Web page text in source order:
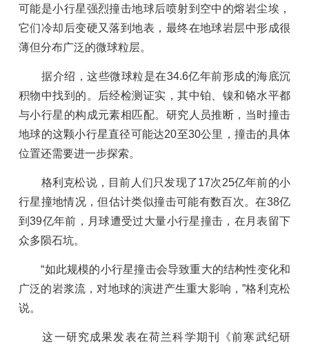
可能是小行星强烈撞击地球后喷射到空中的熔岩尘埃，
它们冷却后变硬又落到地表，最终在地球岩层中形成很
薄但分布广泛的微球粒层。
据介绍，这些微球粒是在34.6亿年前形成的海底沉
积物中找到的。后经检测证实，其中铂、镍和铬水平都
与小行星的构成元素相匹配。研究人员推断，当时撞击
地球的这颗小行星直径可能达20至30公里，撞击的具体
位置还需要进一步探索。
格利克松说，目前人们只发现了17次25亿年前的小
行星撞地情况，但估计类似撞击可能有数百次。在38亿
到39亿年前，月球遭受过大量小行星撞击，在月表留下
众多陨石坑。
“如此规模的小行星撞击会导致重大的结构性变化和
广泛的岩浆流，对地球的演进产生重大影响，”格利克松
说。
这一研究成果发表在荷兰科学期刊《前寒武纪研